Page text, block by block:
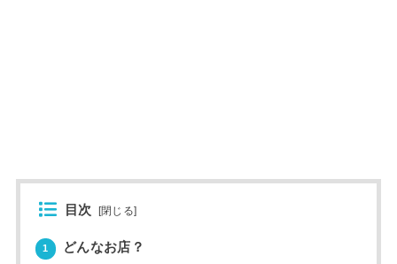
目次 [閉じる]
1 どんなお店？